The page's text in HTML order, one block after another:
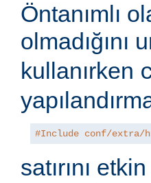
Öntanımlı
olmadığını
kullanırken
#Include conf/extra/
satırını